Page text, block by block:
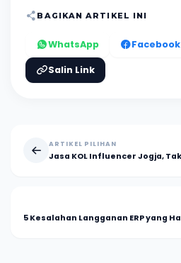
BAGIKAN ARTIKEL INI
WhatsApp Facebook
Salin Link
ARTIKEL PILIHAN